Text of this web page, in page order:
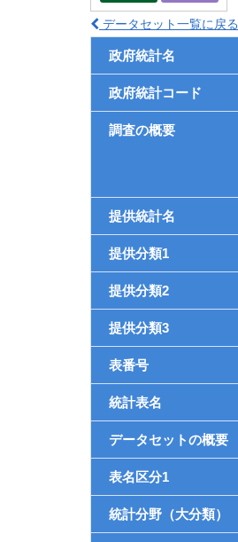
データセット一覧に戻る
政府統計名
政府統計コード
調査の概要
提供統計名
提供分類1
提供分類2
提供分類3
表番号
統計表名
データセットの概要
表名区分1
統計分野（大分類）